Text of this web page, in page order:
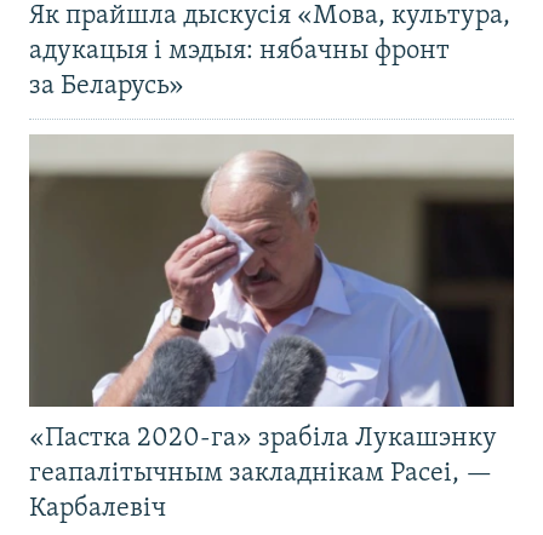
Як прайшла дыскусія «Мова, культура,
адукацыя і мэдыя: нябачны фронт
за Беларусь»
«Пастка 2020-га» зрабіла Лукашэнку
геапалітычным закладнікам Расеі, —
Карбалевіч